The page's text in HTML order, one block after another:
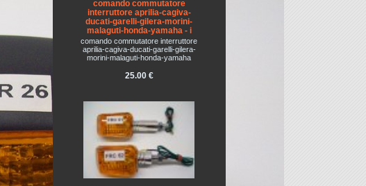
comando commutatore
interruttore aprilia-cagiva-
ducati-garelli-gilera-morini-
malaguti-honda-yamaha - i
comando commutatore interruttore
aprilia-cagiva-ducati-garelli-gilera-
morini-malaguti-honda-yamaha
25.00 €